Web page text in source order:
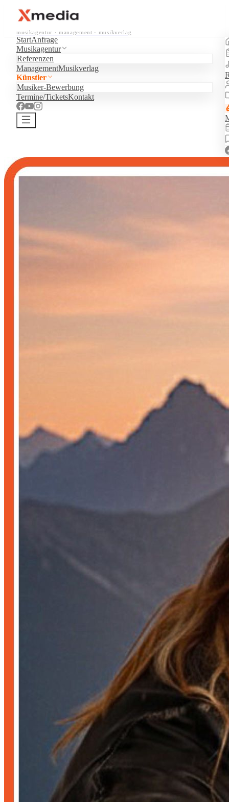
musikagentur · management · musikverlag
StartAnfrage
Musikagentur
Referenzen
ManagementMusikverlag
Künstler
Musiker-Bewerbung
Termine/TicketsKontakt